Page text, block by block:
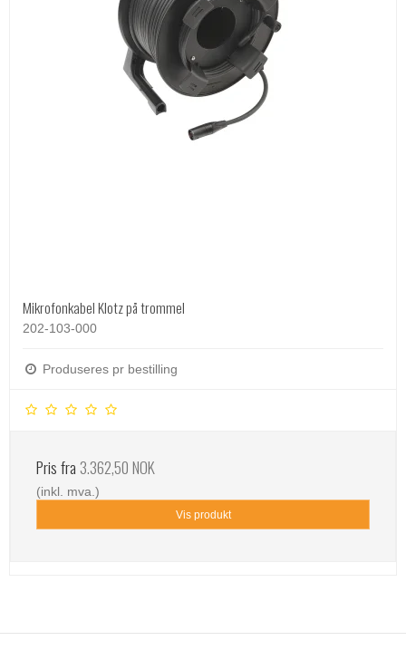
Mikrofonkabel Klotz på trommel
202-103-000
Produseres pr bestilling
Pris fra 3.362,50 NOK
(inkl. mva.)
Vis produkt